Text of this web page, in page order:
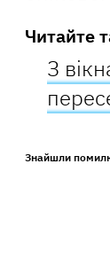
Читайте
З
Знайшли